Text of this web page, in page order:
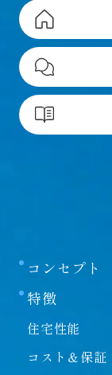
コンセプト
特徴
住宅性能
コスト＆保証